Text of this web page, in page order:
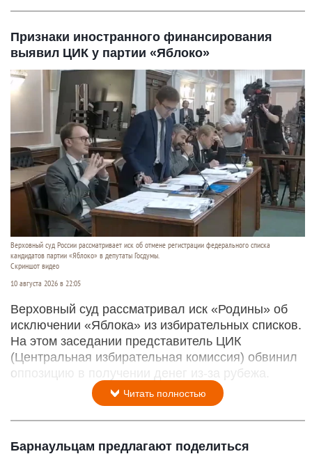
Признаки иностранного финансирования
выявил ЦИК у партии «Яблоко»
Верховный суд России рассматривает иск об отмене регистрации федерального списка
кандидатов партии «Яблоко» в депутаты Госдумы.
Скриншот видео
10 августа 2026 в 22:05
Верховный суд рассматривал иск «Родины» об
исключении «Яблока» из избирательных списков.
На этом заседании представитель ЦИК
(Центральная избирательная комиссия) обвинил
оппозицию в получении денег из-за рубежа.
Читать полностью
Барнаульцам предлагают поделиться